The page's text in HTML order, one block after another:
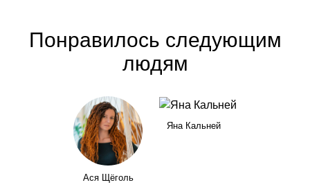
Понравилось следующим
людям
Ася Щёголь
Яна Кальней